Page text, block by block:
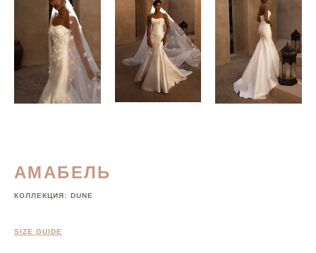
АМАБЕЛЬ
КОЛЛЕКЦИЯ: DUNE
SIZE GUIDE